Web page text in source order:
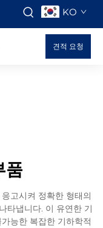
KO
견적 요청
품
고시켜 정확한 형태의
타냅니다. 이 유연한 기
능한 복잡한 기하학적